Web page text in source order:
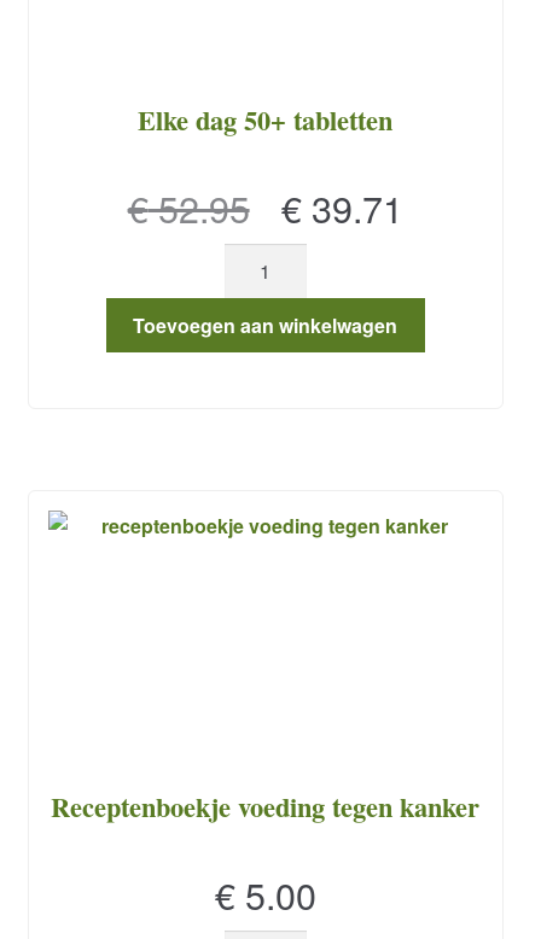
Elke dag 50+ tabletten
€52.95
Oorspronkelijke
prijs
was:
€ 52.95.
€ 39.71
is:
50+
tabletten
Toevoegen aan winkelwagen
Receptenboekje voeding tegen kanker
€5.00